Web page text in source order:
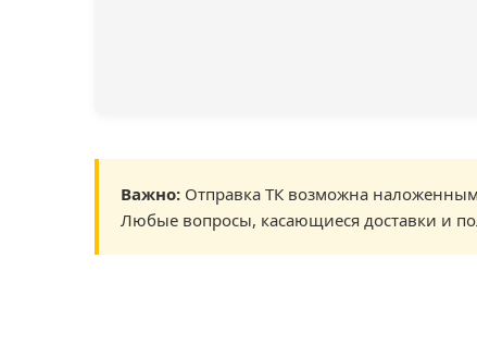
Важно: Отправка ТК возможна
Любые вопросы, касающиеся доставки и